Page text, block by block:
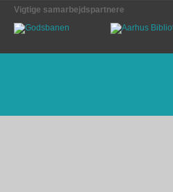
Vigtige samarbejdspartnere